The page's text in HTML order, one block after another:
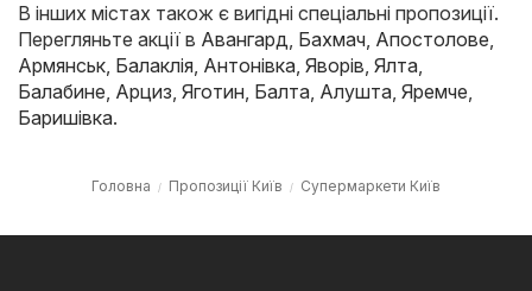
В інших містах також є вигідні спеціальні пропозиції.
Перегляньте акції в Авангард, Бахмач, Апостолове,
Армянськ, Балаклія, Антонівка, Яворів, Ялта,
Балабине, Арциз, Яготин, Балта, Алушта, Яремче,
Баришівка.
Головна Пропозиції Київ Супермаркети Київ